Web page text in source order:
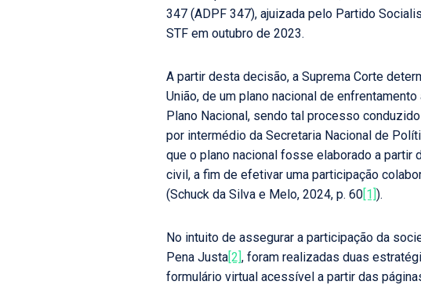
347 (ADPF 347), ajuizada pelo Partido
STF em outubro de 2023.
A partir desta decisão, a Suprema Corte
União, de um plano nacional de
Plano Nacional, sendo tal processo
por intermédio da Secretaria Nacional de
que o plano nacional fosse elaborado a
civil, a fim de efetivar uma participação
(Schuck da Silva e Melo, 2024, p. 60[1]).
No intuito de assegurar a participação da
Pena Justa[2], foram realizadas duas
formulário virtual acessível a partir das